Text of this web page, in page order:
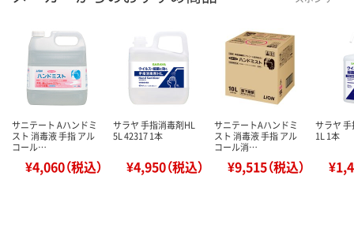
サニテート Aハンドミ
スト 消毒液 手指 アル
コール…
¥4,060（税込）
サラヤ 手指消毒剤HL
5L 42317 1本
¥4,950（税込）
サニテートAハンドミ
スト 消毒液 手指 アル
コール消…
¥9,515（税込）
サラヤ
1L 1本